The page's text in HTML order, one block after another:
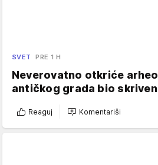
SVET PRE 1 H
Neverovatno otkriće
antičkog grada bio
Reaguj Komentariši